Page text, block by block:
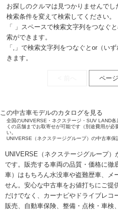
お探しのクルマは見つかりませんでし
検索条件を変えて検索してください。
「 」スペースで検索文字列をつなぐ
索ができます。
「,」で検索文字列をつなぐとor（い
きます。
ペー
この中古車モデルのカタログを見る
全国のUNIVERSE・ネクステージ・SUV LAND
くの店舗までお取寄せが可能です（別途費用が必
い。
UNIVERSE（ネクステージグループ）の中古車
UNIVERSE（ネクステージグループ）
です。販売する車両の品質・価格に徹
車）はもちろん水没車や盗難歴車、メ
せん。安心な中古車をお値打ちにご提
だけでなく、カーナビやドライブレコ
販売、自動車保険、整備・点検・車検